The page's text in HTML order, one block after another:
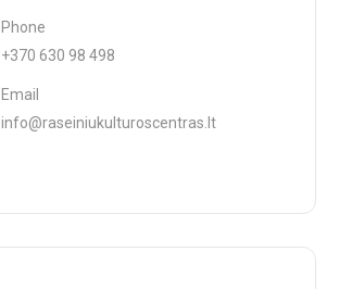
Phone
+370 630 98 498
Email
info@raseiniukulturoscentras.lt